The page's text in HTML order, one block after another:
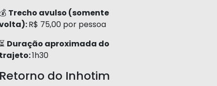
Trecho avulso (somente
R$ 75,00 por pessoa
Duração aproximada do
1h30
do Inhotim